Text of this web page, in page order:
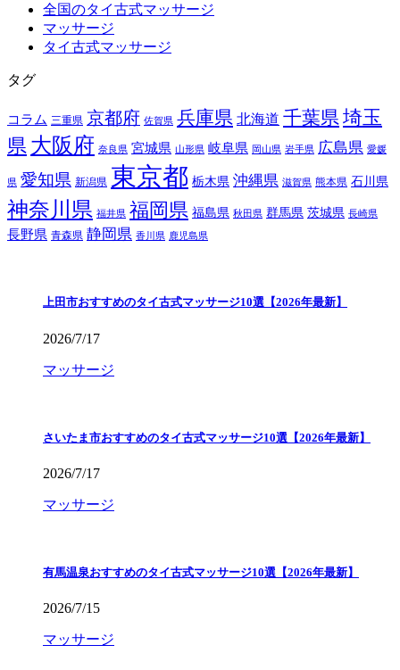
全国のタイ古式マッサージ
マッサージ
タイ古式マッサージ
タグ
コラム 三重県 京都府 佐賀県 兵庫県 北海道 千葉県埼玉
県 大阪府 奈良県 宮城県 山形県 岐阜県 岡山県 岩手県 広島県 愛媛
県 愛知県 新潟県 東京都 栃木県 沖縄県 滋賀県 熊本県 石川県
神奈川県 福井県 福岡県 福島県 秋田県 群馬県 茨城県 長崎県
長野県 青森県 静岡県 香川県 鹿児島県
上田市おすすめのタイ古式マッサージ10選【2026年最新】
2026/7/17
マッサージ
さいたま市おすすめのタイ古式マッサージ10選【2026年最新】
2026/7/17
マッサージ
有馬温泉おすすめのタイ古式マッサージ10選【2026年最新】
2026/7/15
マッサージ